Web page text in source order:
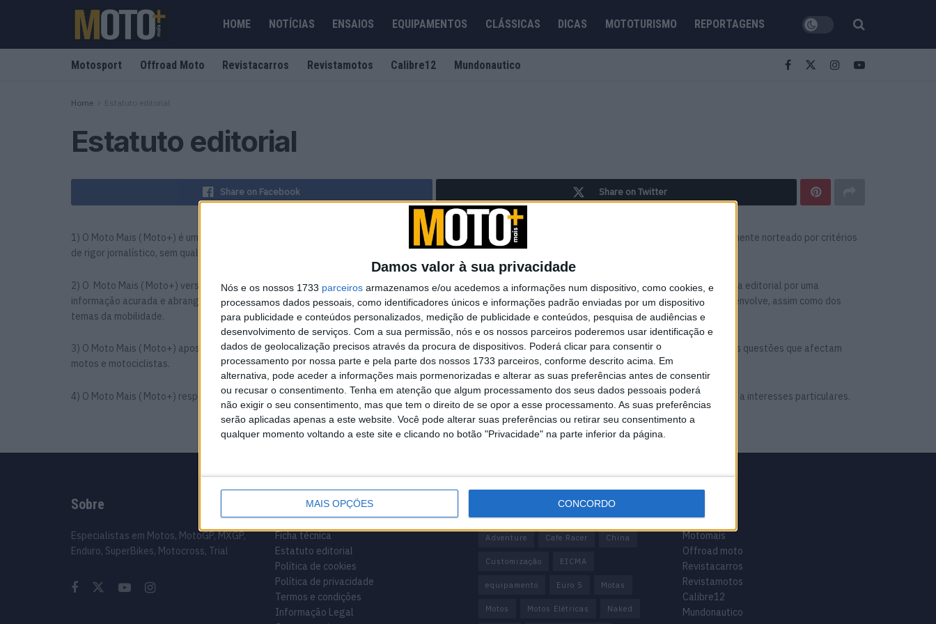
Damos valor à sua privacidade
Nós e os nossos 1733 parceiros armazenamos e/ou acedemos a informações num dispositivo, como cookies, e
processamos dados pessoais, como identificadores únicos e informações padrão enviadas por um dispositivo
para publicidade e conteúdos personalizados, medição de publicidade e conteúdos, pesquisa de audiências e
desenvolvimento de serviços. Com a sua permissão, nós e os nossos parceiros poderemos usar identificação e
dados de geolocalização precisos através da procura de dispositivos. Poderá clicar para consentir o
processamento por nossa parte e pela parte dos nossos 1733 parceiros, conforme descrito acima. Em
alternativa, pode aceder a informações mais pormenorizadas e alterar as suas preferências antes de consentir
ou recusar o consentimento. Tenha em atenção que algum processamento dos seus dados pessoais poderá
não exigir o seu consentimento, mas que tem o direito de se opor a esse processamento. As suas preferências
serão aplicadas apenas a este website. Você pode alterar suas preferências ou retirar seu consentimento a
qualquer momento voltando a este site e clicando no botão "Privacidade" na parte inferior da página.
MAIS OPÇÕES CONCORDO
HOME NOTÍCIAS ENSAIOS EQUIPAMENTOS CLÁSSICAS DICAS MOTOTURISMO REPORTAGENS
Motosport Offroad Moto Revistacarros Revistamotos Calibre12 Mundonautico
Home Estatuto editorial
Estatuto editorial
Share on Facebook Share on Twitter
1) O Moto Mais ( Moto+) é um órgão de comunicação online e em papel, dedicado ao universo dos produtores de motos, suas marcas e modelos, editorialmente norteado por critérios
de rigor jornalístico, sem qualquer comprometimento ou dependência de ordem ideológica, política e económica.
2) O Moto Mais ( Moto+) versa os temas motorizados, em geral, através de um jornalismo criterioso, de grande exigência e qualidade e pauta a sua cultura editorial por uma
informação acurada e abrangente de todas as vertentes comerciais e industriais das motos, dos motociclistas, do tema andar de moto e tudo o que isso envolve, assim como dos
temas da mobilidade.
3) O Moto Mais ( Moto+) aposta num jornalismo em permanente comunicação com os leitores, capaz de os atrair e motivar, procurando debater as grandes questões que afectam
motos e motociclistas.
4) O Moto Mais ( Moto+) responsabiliza-se, junto dos seus leitores, por uma política editorial rigorosa e transparente, sem concessões ao poder político e a interesses particulares.
Sobre
Especialistas em Motos, MotoGP, MXGP,
Enduro, SuperBikes, Motocross, Trial
Informação importante
Ficha técnica
Estatuto editorial
Política de cookies
Política de privacidade
Termos e condições
Informação Legal
Adventure Cafe Racer China
Customização EICMA
equipamento Euro 5 Motas
Motos Motos Elétricas Naked
Motomais
Offroad moto
Revistacarros
Revistamotos
Calibre12
Mundonautico